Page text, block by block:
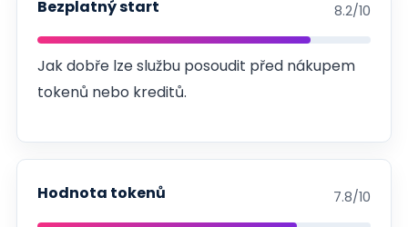
Bezplatný start 8.2/10
Jak dobře lze službu posoudit před nákupem
tokenů nebo kreditů.
Hodnota tokenů 7.8/10